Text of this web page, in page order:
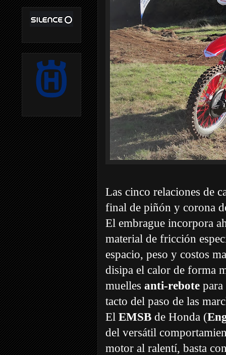
Las cinco relaciones de
final de piñón y corona
El embrague incorpora
material de fricción
espacio, peso y costos
disipa el calor de forma
muelles anti-rebote
tacto del paso de las
El EMSB de Honda (
del versátil
motor al ralentí, basta